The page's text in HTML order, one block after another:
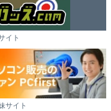
イト
サイト